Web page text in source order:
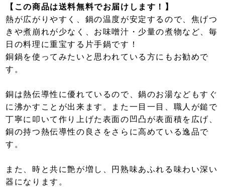
【この商品は送料無料でお届けします！】
熱が広がりやすく、鍋の温度が安定するので、焦げつ
きや煮崩れが少なく、お味噌汁・少量の煮物など、毎
日の料理に重宝する片手鍋です！
銅鍋を使ってみたいと思われている方にもお勧めで
す。
銅は熱伝導性に優れているので、鍋のお湯などもすぐ
に沸かすことが出来ます。また一目一目、職人が鎚で
丁寧に叩いて作り上げた表面の凹凸が表面積を広げ、
銅の持つ熱伝導性の良さをさらに高めている逸品で
す。
また、時と共に艶が増し、円熟味あふれる味わい深い
器になります。